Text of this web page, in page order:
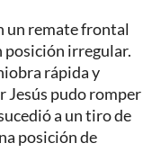
un remate frontal
posición irregular.
rápida y
Jesús pudo romper
a un tiro de
posición de